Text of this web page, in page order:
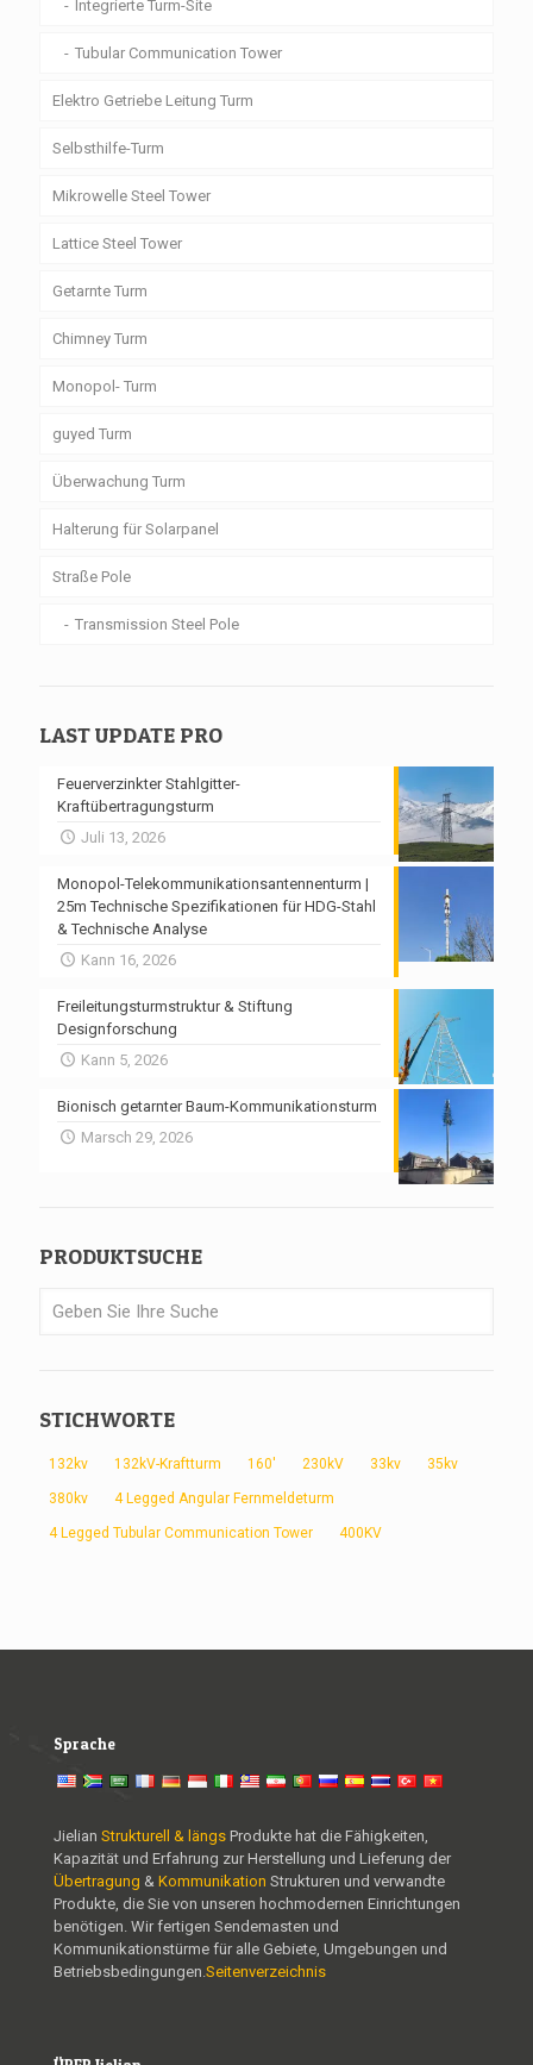
Integrierte Turm-Site
Tubular Communication Tower
Elektro Getriebe Leitung Turm
Selbsthilfe-Turm
Mikrowelle Steel Tower
Lattice Steel Tower
Getarnte Turm
Chimney Turm
Monopol- Turm
guyed Turm
Überwachung Turm
Halterung für Solarpanel
Straße Pole
Transmission Steel Pole
LAST UPDATE PRO
Feuerverzinkter Stahlgitter-
Kraftübertragungsturm
Juli 13, 2026
Monopol-Telekommunikationsantennenturm |
25m Technische Spezifikationen für HDG-Stahl
& Technische Analyse
Kann 16, 2026
Freileitungsturmstruktur & Stiftung
Designforschung
Kann 5, 2026
Bionisch getarnter Baum-Kommunikationsturm
Marsch 29, 2026
PRODUKTSUCHE
STICHWORTE
132kv 132kV-Kraftturm 160' 230kV 33kv 35kv
380kv 4 Legged Angular Fernmeldeturm
4 Legged Tubular Communication Tower 400KV
Sprache
Jielian Strukturell & längs Produkte hat die Fähigkeiten,
Kapazität und Erfahrung zur Herstellung und Lieferung der
Übertragung & Kommunikation Strukturen und verwandte
Produkte, die Sie von unseren hochmodernen Einrichtungen
benötigen. Wir fertigen Sendemasten und
Kommunikationstürme für alle Gebiete, Umgebungen und
Betriebsbedingungen.Seitenverzeichnis